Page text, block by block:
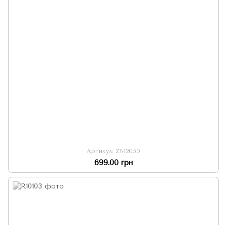
Артикул: ZM2050
699.00 грн